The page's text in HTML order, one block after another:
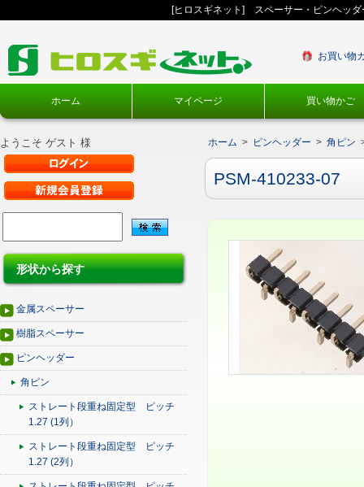
[ヒロスギネット] スペーサー・ピンヘッ
お買い物
ホーム マイページ 買い物かご
ようこそ ゲスト 様
形状から探す
金属スペーサー
樹脂スペーサー
ピンヘッダー
角ピン
ストレート段重ね固定型 ピッチ
1.27 (1列）
ストレート段重ね固定型 ピッチ
1.27 (2列）
ホーム > ピンヘッダー > 角ピン
PSM-410233-07